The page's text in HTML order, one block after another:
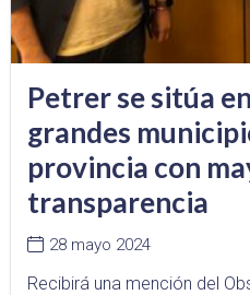
Petrer se sitúa
grandes
provincia con
transparencia
28 mayo 2024
Recibirá una mención del